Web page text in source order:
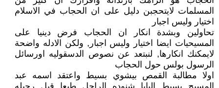
المسلمات لايتحجبن دليل على ان الحجاب في الاسلام
اختيار وليس اجبار
تحاولين وبشدة انكار ان الحجاب فرض دينيا على
المسيحيات ايضا اختيار وليس اجبار, ولكن الادله واضحة
لايمكنك انكارها, لنبتعد عن نصوص الدسقوليه اورسائل
الرسول بولس حول الحجاب
اولا مطالبة القمص بيشوي بسيط واعتقد اسمه عبد